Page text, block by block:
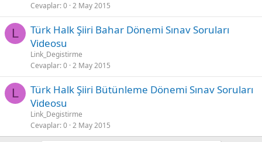
Cevaplar 0 2 May 2015
L
Türk Halk Şiiri Bahar Dönemi Sınav Soruları
Videosu
Link_Degistirme
Cevaplar 0 2 May 2015
L
Türk Halk Şiiri Bütünleme Dönemi Sınav Soruları
Videosu
Link_Degistirme
Cevaplar 0 2 May 2015